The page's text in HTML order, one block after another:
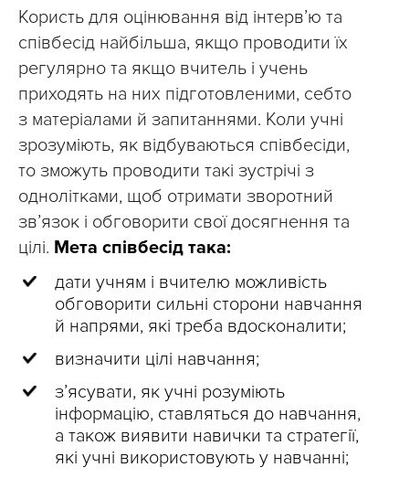
Користь для оцінювання від інтерв’ю та
співбесід найбільша, якщо проводити їх
регулярно та якщо вчитель і учень
приходять на них підготовленими, себто
з матеріалами й запитаннями. Коли учні
зрозуміють, як відбуваються співбесіди,
то зможуть проводити такі зустрічі з
однолітками, щоб отримати зворотний
зв’язок і обговорити свої досягнення та
цілі. Мета співбесід така:
дати учням і вчителю можливість
обговорити сильні сторони навчання
й напрями, які треба вдосконалити;
визначити цілі навчання;
з’ясувати, як учні розуміють
інформацію, ставляться до навчання,
а також виявити навички та стратегії,
які учні використовують у навчанні;